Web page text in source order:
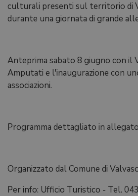
culturali presenti sul territorio di
durante una giornata di grande
Anteprima sabato 8 giugno con il
Amputati e l'inaugurazione con
associazioni.
Programma dettagliato in
Organizzato dal Comune di
Per info: Ufficio Turistico - Tel.